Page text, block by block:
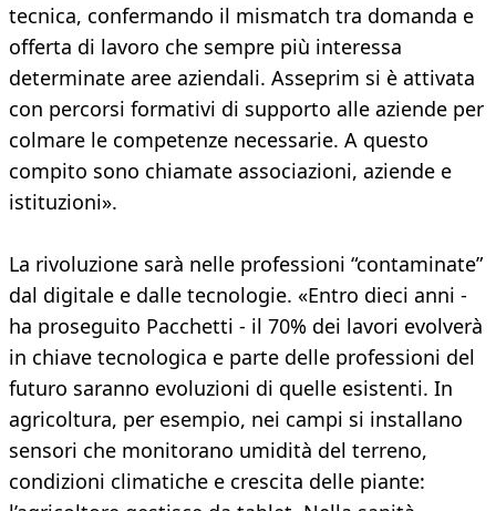
tecnica, confermando il mismatch tra domanda e
offerta di lavoro che sempre più interessa
determinate aree aziendali. Asseprim si è attivata
con percorsi formativi di supporto alle aziende per
colmare le competenze necessarie. A questo
compito sono chiamate associazioni, aziende e
istituzioni».
La rivoluzione sarà nelle professioni “contaminate”
dal digitale e dalle tecnologie. «Entro dieci anni -
ha proseguito Pacchetti - il 70% dei lavori evolverà
in chiave tecnologica e parte delle professioni del
futuro saranno evoluzioni di quelle esistenti. In
agricoltura, per esempio, nei campi si installano
sensori che monitorano umidità del terreno,
condizioni climatiche e crescita delle piante: